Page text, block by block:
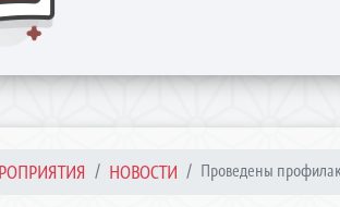
НОВОСТИ Проведены